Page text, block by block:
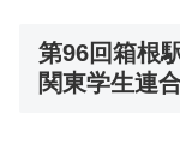
第96回箱根
関東学生連